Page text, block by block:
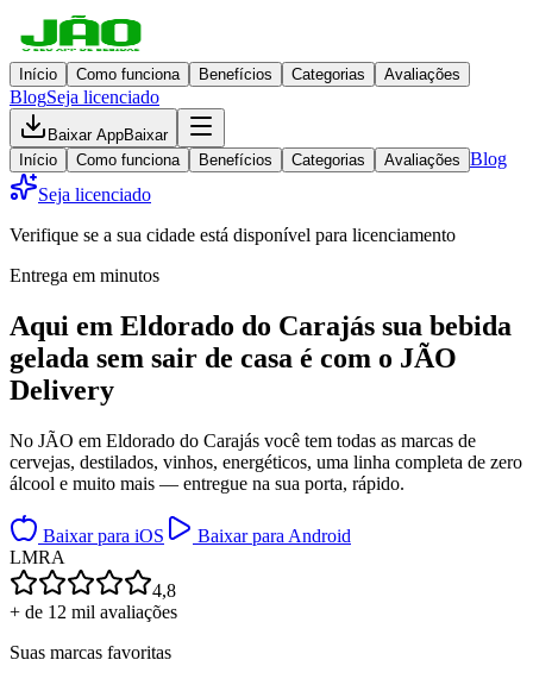
Início Como funciona Benefícios Categorias Avaliações
BlogSeja licenciado
Baixar AppBaixar
Início
Como funciona Benefícios Categorias Avaliações Blog
Seja licenciado
Verifique se a sua cidade está disponível para licenciamento
Entrega em minutos
Aqui em Eldorado do Carajás sua bebida
gelada sem sair de casa é com o JÃO
Delivery
No JÃO em Eldorado do Carajás você tem todas as marcas de
cervejas, destilados, vinhos, energéticos, uma linha completa de zero
álcool e muito mais — entregue na sua porta, rápido.
Baixar para iOS
Baixar para Android
LMRA
4,8
+ de 12 mil avaliações
Suas marcas favoritas